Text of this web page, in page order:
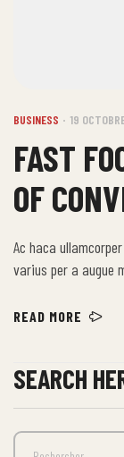
BUSINESS 19
FAST
OF
Ac haca
varius per a augue
himenaeos nunc
READ MORE
SEARCH